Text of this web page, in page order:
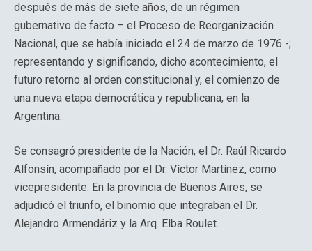
después de más de siete años, de un régimen
gubernativo de facto – el Proceso de Reorganización
Nacional, que se había iniciado el 24 de marzo de 1976 -;
representando y significando, dicho acontecimiento, el
futuro retorno al orden constitucional y, el comienzo de
una nueva etapa democrática y republicana, en la
Argentina.
Se consagró presidente de la Nación, el Dr. Raúl Ricardo
Alfonsín, acompañado por el Dr. Víctor Martínez, como
vicepresidente. En la provincia de Buenos Aires, se
adjudicó el triunfo, el binomio que integraban el Dr.
Alejandro Armendáriz y la Arq. Elba Roulet.